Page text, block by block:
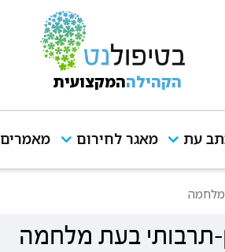
הקהילההמקצועית
עת מאגר לחירום מאמרים
מלחמה
תרבותי בעת מלחמה